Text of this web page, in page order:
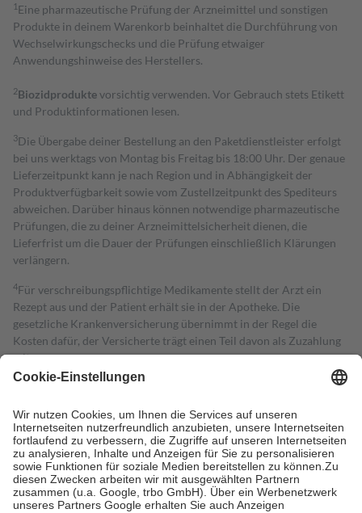
1 Eine pharmazeutische Prüfung der Arzneimittel und sonstigen
Produkte in deinem Warenkorb beinhaltet die Durchführung von
Wechselwirkungschecks und die Prüfung etwaiger
Anwendungshinweise des Herstellers.
2Biozidproduktevorsichtig verwenden. Vor Gebrauch stets Etikett
und Produktinformationen lesen.
3Die Übergabe deiner Bestellung an den Paketdienstleister erfolgt
bei uns werktags von Montag bis Freitag bis 18:00 Uhr. Der genaue
Lieferzeitpunkt kann je nach Region und in Abhängigkeit der
Produktverfügbarkeit sowie vom Zustellzeitpunkt des Spediteurs
abweichen. Darüber hinaus können notwendige pharmazeutische
Prüfungen, die zu deiner Arzneimittelsicherheit dienen, die
Lieferfrist um die Dauer der Prüfungen einschließlich Klärungen
verlängern.
4Für verschreibungspflichtige Medikamente stellt der Arzt ein
Rezept aus und der Patient erhält sie in der Apotheke. Die
gesetzliche Krankenversicherung übernimmt in der Regel die
Kosten dafür, der Versicherte trägt einen Teil davon als Zuzahlung
mit.
Grundsätzlich leisten Mitglieder Zuzahlungen in Höhe von zehn
höchstens zehn Euro.
Es sind jedoch nie mehr als die tatsächlichen
Kosten der Leistung zu entrichten.
Diese Regeln gelten grundsätzlich auch für Online-Apotheken.
Bei Heilmitteln und häuslicher Krankenpflege beträgt die
Zuzahlung zehn Prozent der Kosten sowie zehn Euro je
Verordnung.
Um das Engagement der Versicherten für ihre eigene Gesundheit zu